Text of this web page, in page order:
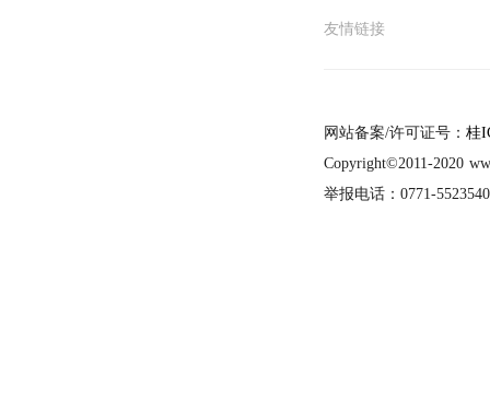
友情链接
网站备案/许可证号： 桂
Copyright©2011-2020
举报电话：0771-